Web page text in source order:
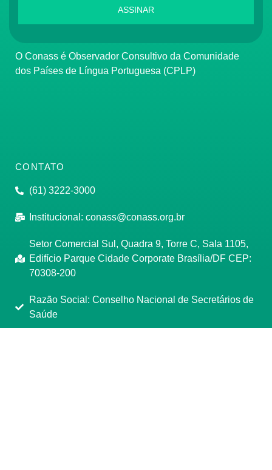
ASSINAR
O Conass é Observador Consultivo da Comunidade
dos Países de Língua Portuguesa (CPLP)
CONTATO
(61) 3222-3000
Institucional: conass@conass.org.br
Setor Comercial Sul, Quadra 9, Torre C, Sala 1105,
Edifício Parque Cidade Corporate Brasília/DF CEP:
70308-200
Razão Social: Conselho Nacional de Secretários de
Saúde